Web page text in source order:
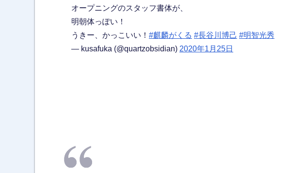
オープニングのスタッフ書体が、
明朝体っぽい！
うきー、かっこいい！ #麒麟がくる #長谷川博己 #明智光秀
— kusafuka (@quartzobsidian) 2020年1月25日